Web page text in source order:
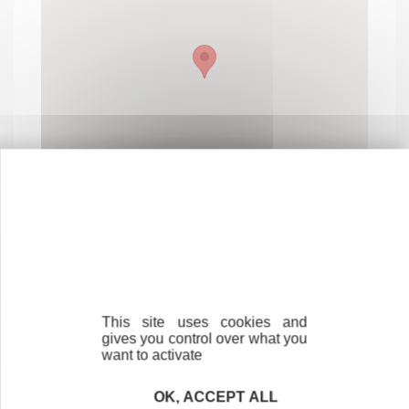
Contactez-nous ! Cliquez ici
This site uses cookies and
gives you control over what you
want to activate
OK, ACCEPT ALL